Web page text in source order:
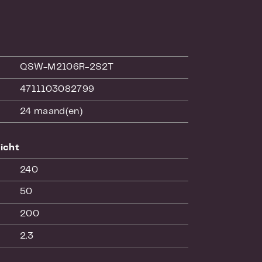
Spanning Tree Protocol
middelgrote netwerken
het IT-personeel de
QSW-M2106R-2S2T
4711103082799
24 maand(en)
240
50
200
2.3